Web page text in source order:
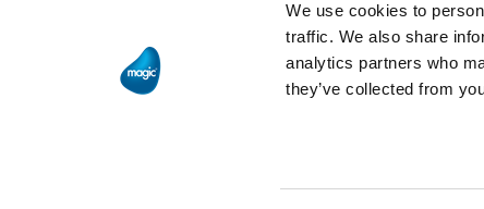
We use cookies to
traffic. We also share
analytics partners who
they’ve collected from
Sikertörténetek